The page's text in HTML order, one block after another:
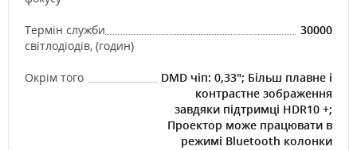
Термін служби
світлодіодів, (годин)
30000
Окрім того
DMD чіп: 0,33"; Більш плавне і
контрастне зображення
завдяки підтримці HDR10 +;
Проектор може працювати в
режимі Bluetooth колонки